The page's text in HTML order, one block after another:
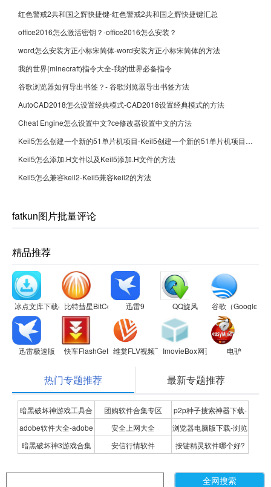
红色警戒2共和国之辉快捷键-红色警戒2共和国之辉快捷键汇总
office2016怎么激活密钥？-office2016怎么安装？
word怎么安装方正小标宋简体-word安装方正小标宋简体的方法
我的世界(minecraft)指令大全-我的世界必备指令
谷歌浏览器如何导出书签？- 谷歌浏览器导出书签方法
AutoCAD2018怎么设置经典模式-CAD2018设置经典模式的方法
Cheat Engine怎么设置中文?ce修改器设置中文的方法
Keil5怎么创建一个新的51单片机项目-Keil5创建一个新的51单片机项目的方法
Keil5怎么添加.H文件以及Keil5添加.H文件的方法
Keil5怎么兼容keil2-Keil5兼容keil2的方法
fatkun图片批量评论
精品推荐
冰点文库下载器比特彗星BitComet 迅雷9 QQ旋风 谷歌（Google）
迅雷极速版 快车FlashGet 维棠FLV视频下载软件ImovieBox网页视频下载器
电驴
热门专题推荐 最新专题推荐
暗黑破坏神游戏工具合
集
团购软件合集专区
p2p种子搜索神器下载-
P2P种子搜索神器专题
adobe软件大全-adobe
全系列软件下载-adobe
安全上网大全
浏览器电脑版下载-浏览
器下载合集
暗黑破坏神3游戏合集 安信行情软件
按键精灵软件哪个好?